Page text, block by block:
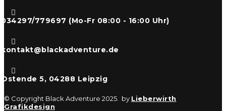

034297/779697 (Mo-Fr 08:00 - 16:00 Uhr)

kontakt@blackadventure.de

Ostende 5, 04288 Leipzig
© Copyright Black Adventure 2025. by Lieberwirth
Grafikdesign